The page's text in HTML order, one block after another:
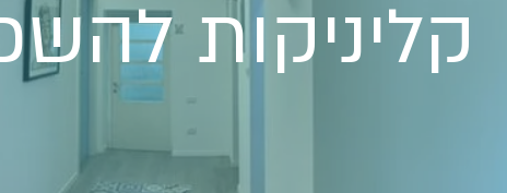
קליניקות